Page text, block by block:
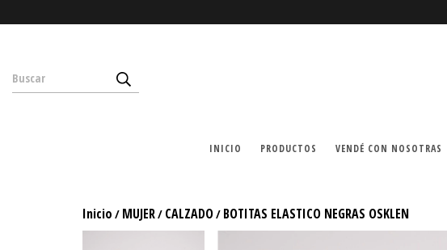
INICIO PRODUCTOS VENDÉ CON NOSOTRAS
Inicio / MUJER/ CALZADO/ BOTITAS ELASTICO NEGRAS OSKLEN